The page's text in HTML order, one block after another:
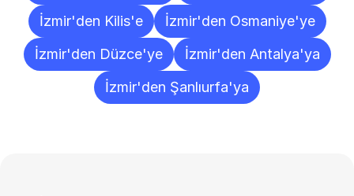
İzmir'den Kilis'e
İzmir'den Osmaniye'ye
İzmir'den Düzce'ye
İzmir'den Antalya'ya
İzmir'den Şanlıurfa'ya